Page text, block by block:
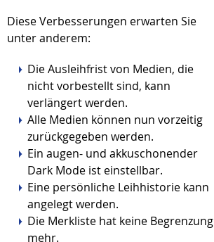
Diese Verbesserungen erwarten Sie
unter anderem:
Die Ausleihfrist von Medien, die
nicht vorbestellt sind, kann
verlängert werden.
Alle Medien können nun vorzeitig
zurückgegeben werden.
Ein augen- und akkuschonender
Dark Mode ist einstellbar.
Eine persönliche Leihhistorie kann
angelegt werden.
Die Merkliste hat keine Begrenzung
mehr.